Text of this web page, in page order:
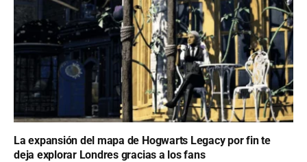
La expansión del mapa de Hogwarts Legacy por fin te
deja explorar Londres gracias a los fans